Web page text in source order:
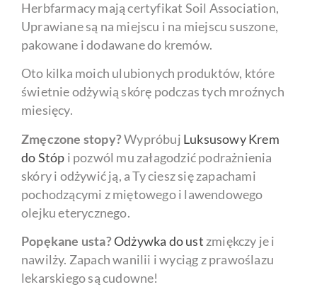
Herbfarmacy mają certyfikat Soil Association,
Uprawiane są na miejscu i na miejscu suszone,
pakowane i dodawane do kremów.
Oto kilka moich ulubionych produktów, które
świetnie odżywią skórę podczas tych mroźnych
miesięcy.
Zmęczone stopy?Wypróbuj Luksusowy Krem
do Stóp i pozwól mu załagodzić podrażnienia
skóry i odżywić ją, a Ty ciesz się zapachami
pochodzącymi z miętowego i lawendowego
olejku eterycznego.
Popękane usta?Odżywka do ust zmiękczy je i
nawilży. Zapach wanilii i wyciąg z prawoślazu
lekarskiego są cudowne!